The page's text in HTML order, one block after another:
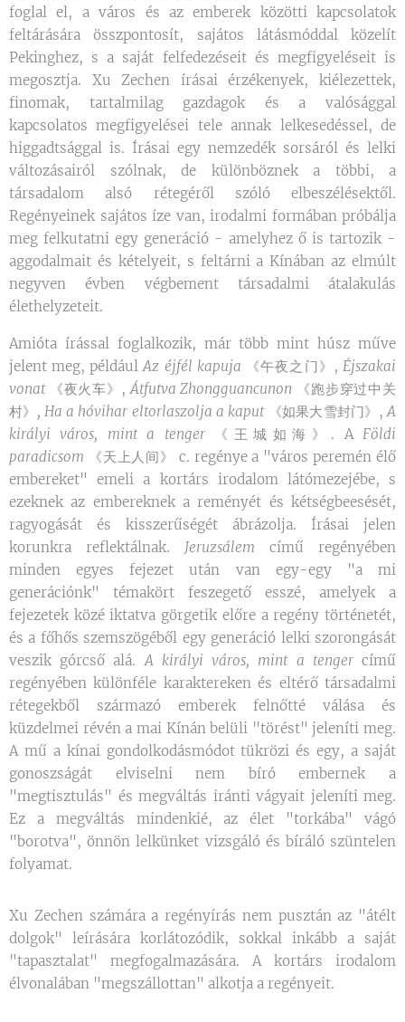
foglal el, a város és az emberek közötti kapcsolatok
feltárására összpontosít, sajátos látásmóddal közelít
Pekinghez, s a saját felfedezéseit és megfigyeléseit is
megosztja. Xu Zechen írásai érzékenyek, kiélezettek,
finomak, tartalmilag gazdagok és a valósággal
kapcsolatos megfigyelései tele annak lelkesedéssel, de
higgadtsággal is. Írásai egy nemzedék sorsáról és lelki
változásairól szólnak, de különböznek a többi, a
társadalom alsó rétegéről szóló elbeszélésektől.
Regényeinek sajátos íze van, irodalmi formában próbálja
meg felkutatni egy generáció - amelyhez ő is tartozik -
aggodalmait és kételyeit, s feltárni a Kínában az elmúlt
negyven évben végbement társadalmi átalakulás
élethelyzeteit.
Amióta írással foglalkozik, már több mint húsz műve
jelent meg, példáulAz éjfél kapuja 《午夜之门》,Éjszakai
vonat
《夜火车》,Átfutva Zhongguancunon
《跑步穿过中关
村》 , Ha a hóvihar eltorlaszolja a kaput 《如果大雪封门》,A
királyi város, mint a tenger
《王城如海》. AFöldi
paradicsom
《天上人间》 c. regénye a "város peremén élő
embereket" emeli a kortárs irodalom látómezejébe, s
ezeknek az embereknek a reményét és kétségbeesését,
ragyogását és kisszerűségét ábrázolja. Írásai jelen
korunkra reflektálnak. Jeruzsálem című regényében
minden egyes fejezet után van egy-egy "a mi
generációnk" témakört feszegető esszé, amelyek a
fejezetek közé iktatva görgetik előre a regény történetét,
és a főhős szemszögéből egy generáció lelki szorongását
veszik górcső alá.A királyi város, mint a tengercímű
regényében különféle karaktereken és eltérő társadalmi
rétegekből származó emberek felnőtté válása és
küzdelmei révén a mai Kínán belüli "törést" jeleníti meg.
A mű a kínai gondolkodásmódot tükrözi és egy, a saját
gonoszságát elviselni nem bíró embernek a
"megtisztulás" és megváltás iránti vágyait jeleníti meg.
Ez a megváltás mindenkié, az élet "torkába" vágó
"borotva", önnön lelkünket vizsgáló és bíráló szüntelen
folyamat.
Xu Zechen számára a regényírás nem pusztán az "átélt
dolgok" leírására korlátozódik, sokkal inkább a saját
"tapasztalat" megfogalmazására. A kortárs irodalom
élvonalában "megszállottan" alkotja a regényeit.